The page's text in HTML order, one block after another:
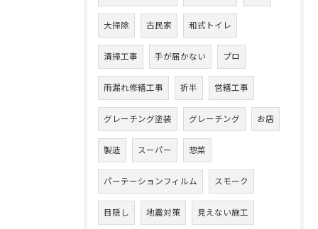
大掃除 古民家 和式トイレ
清掃工事 手が届かない プロ
雨漏れ修繕工事 折半 営繕工事
グレーチング塗装 グレーチング お店
製造 スーパー 惣菜
パーテーションフィルム スモーク
目隠し 地震対策 見えない施工